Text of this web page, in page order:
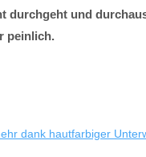
durchgeht und
peinlich.
dank hautfarbiger